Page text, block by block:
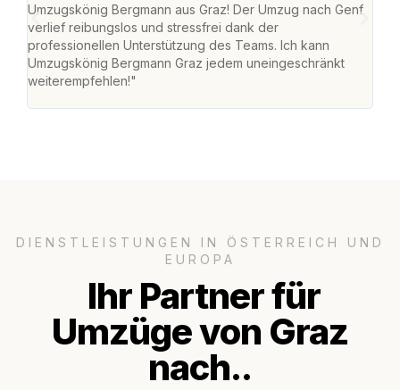
Umzugskönig Bergmann aus Graz! Der Umzug nach Genf
verlief reibungslos und stressfrei dank der
professionellen Unterstützung des Teams. Ich kann
Umzugskönig Bergmann Graz jedem uneingeschränkt
weiterempfehlen!"
DIENSTLEISTUNGEN IN ÖSTERREICH UND
EUROPA
Ihr Partner für
Umzüge von Graz
nach..